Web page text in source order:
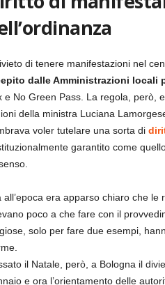
di tenere manifestazioni nel
dalle Amministrazioni locali
e No Green Pass. La regola, però,
della ministra Luciana
voler tutelare una sorta di
garantito come
all’epoca era apparso chiaro che
poco a che fare con il
solo per fare due esempi,
il Natale, però, a Bologna il
e ora l’orientamento delle